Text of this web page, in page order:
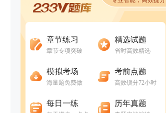
章节练习
章节专项突破
精选试题
省时高效精选
模拟考场
海量题免费做
考前点题
高效锁分72小时
每日一练 历年真题